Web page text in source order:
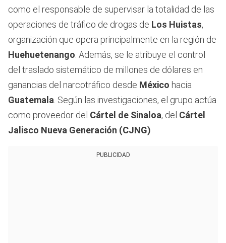
como el responsable de supervisar la totalidad de las
operaciones de tráfico de drogas de Los Huistas,
organización que opera principalmente en la región de
Huehuetenango . Además, se le atribuye el control
del traslado sistemático de millones de dólares en
ganancias del narcotráfico desde México hacia
Guatemala . Según las investigaciones, el grupo actúa
como proveedor del Cártel de Sinaloa, del Cártel
Jalisco Nueva Generación (CJNG)
PUBLICIDAD